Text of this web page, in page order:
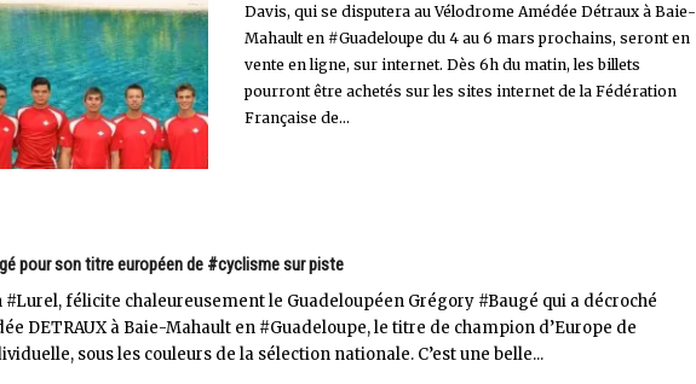
Davis, qui se disputera au Vélodrome Amédée Détraux à Baie-
Mahault en #Guadeloupe du 4 au 6 mars prochains, seront en
vente en ligne, sur internet. Dès 6h du matin, les billets
pourront être achetés sur les sites internet de la Fédération
Française de...
pour son titre européen de #cyclisme sur piste
félicite chaleureusement le Guadeloupéen Grégory #Baugé qui a décroché
DETRAUX à Baie-Mahault en #Guadeloupe, le titre de champion d’Europe de
sous les couleurs de la sélection nationale. C’est une belle...